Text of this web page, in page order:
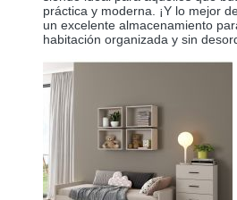
práctica y moderna. ¡Y lo mejor
un excelente almacenamiento
habitación organizada y sin